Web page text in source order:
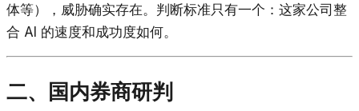
体等），威胁确实存在。判断标准只有一个：这家公司整
合 AI 的速度和成功度如何。
二、国内券商研判